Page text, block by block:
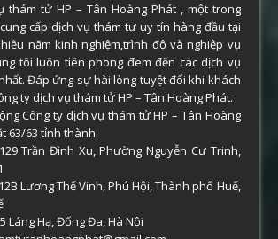
thám tử HP – Tân Hoàng Phát , một trong
cấp dịch vụ thám tư uy tín hàng đầu tại
năm kinh nghiệm,trình độ và nghiệp vụ
tôi luôn tiên phong đem đến các dịch vụ
Đáp ứng sự hài lòng tuyệt đối khi khách
ty dịch vụ thám tử HP – Tân Hoàng Phát.
Công ty dịch vụ thám tử HP – Tân Hoàng
63/63 tỉnh thành.
Trần Đình Xu, Phường Nguyễn Cư Trinh,
Lương Thế Vinh, Phú Hội, Thành phố Huế,
Láng Hạ, Đống Đa, Hà Nội